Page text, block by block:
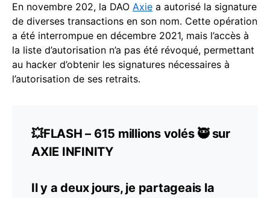
En novembre 202, la DAO Axie a autorisé la signature
de diverses transactions en son nom. Cette opération
a été interrompue en décembre 2021, mais l’accès à
la liste d’autorisation n’a pas été révoqué, permettant
au hacker d’obtenir les signatures nécessaires à
l’autorisation de ses retraits.
💥FLASH – 615 millions volés 🥷 sur
AXIE INFINITY
Il y a deux jours, je partageais la